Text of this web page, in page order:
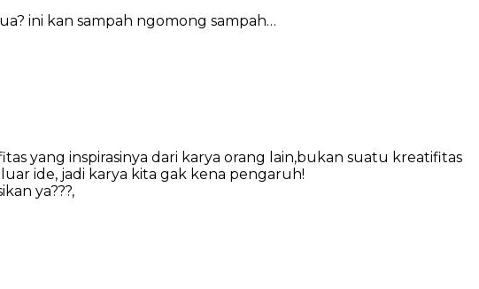
ini kan sampah ngomong sampah…
yang inspirasinya dari karya orang lain,bukan suatu kreatifitas
ide, jadi karya kita gak kena pengaruh!
ya???,